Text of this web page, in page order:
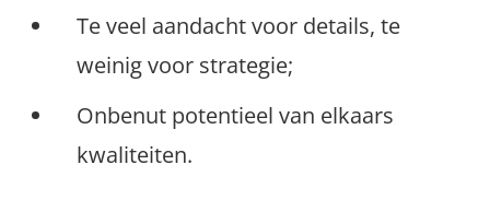
Te veel aandacht voor details, te
weinig voor strategie;
Onbenut potentieel van elkaars
kwaliteiten.